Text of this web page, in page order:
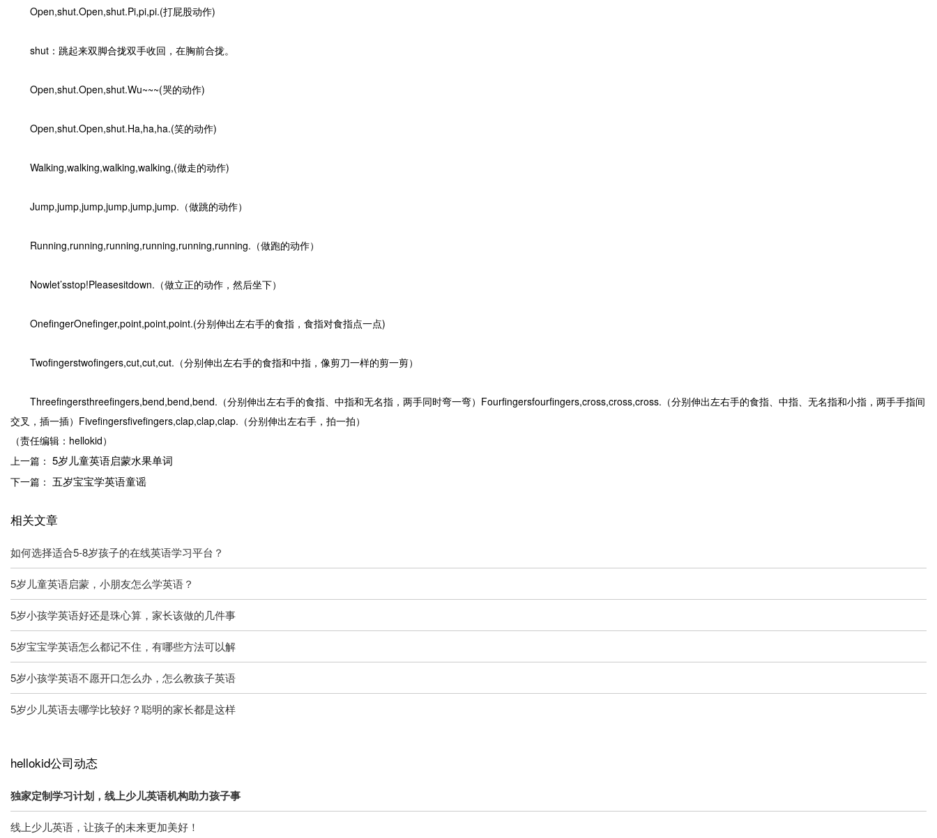
Open,shut.Open,shut.Pi,pi,pi.(打屁股动作)
shut：跳起来双脚合拢双手收回，在胸前合拢。
Open,shut.Open,shut.Wu~~~(哭的动作)
Open,shut.Open,shut.Ha,ha,ha.(笑的动作)
Walking,walking,walking,walking,(做走的动作)
Jump,jump,jump,jump,jump,jump.（做跳的动作）
Running,running,running,running,running,running.（做跑的动作）
Nowlet’sstop!Pleasesitdown.（做立正的动作，然后坐下）
OnefingerOnefinger,point,point,point.(分别伸出左右手的食指，食指对食指点一点)
Twofingerstwofingers,cut,cut,cut.（分别伸出左右手的食指和中指，像剪刀一样的剪一剪）
Threefingersthreefingers,bend,bend,bend.（分别伸出左右手的食指、中指和无名指，两手同时弯一弯）Fourfingersfourfingers,cross,cross,cross.（分别伸出左右手的食指、中指、无名指和小指，两手手指间
交叉，插一插）Fivefingersfivefingers,clap,clap,clap.（分别伸出左右手，拍一拍）
（责任编辑：hellokid）
上一篇： 5岁儿童英语启蒙水果单词
下一篇： 五岁宝宝学英语童谣
相关文章
如何选择适合5-8岁孩子的在线英语学习平台？
5岁儿童英语启蒙，小朋友怎么学英语？
5岁小孩学英语好还是珠心算，家长该做的几件事
5岁宝宝学英语怎么都记不住，有哪些方法可以解
5岁小孩学英语不愿开口怎么办，怎么教孩子英语
5岁少儿英语去哪学比较好？聪明的家长都是这样
hellokid公司动态
独家定制学习计划，线上少儿英语机构助力孩子事
线上少儿英语，让孩子的未来更加美好！